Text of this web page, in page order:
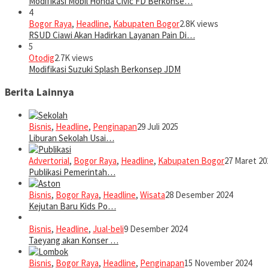
4
Bogor Raya, Headline, Kabupaten Bogor2.8K views
RSUD Ciawi Akan Hadirkan Layanan Pain Di…
5
Otodig2.7K views
Modifikasi Suzuki Splash Berkonsep JDM
Berita Lainnya
Bisnis, Headline, Penginapan29 Juli 2025
Liburan Sekolah Usai…
Advertorial, Bogor Raya, Headline, Kabupaten Bogor27 Maret
Publikasi Pemerintah…
Bisnis, Bogor Raya, Headline, Wisata28 Desember 2024
Kejutan Baru Kids Po…
Bisnis, Headline, Jual-beli9 Desember 2024
Taeyang akan Konser …
Bisnis, Bogor Raya, Headline, Penginapan15 November 2024